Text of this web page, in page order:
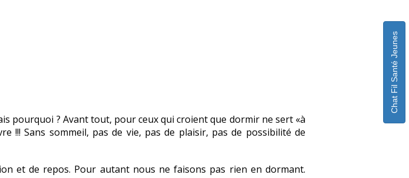
pourquoi ? Avant tout, pour ceux qui croient que dormir ne sert «à
!!! Sans sommeil, pas de vie, pas de plaisir, pas de possibilité de
et de repos. Pour autant nous ne faisons pas rien en dormant.
Chat Fil Santé Jeunes